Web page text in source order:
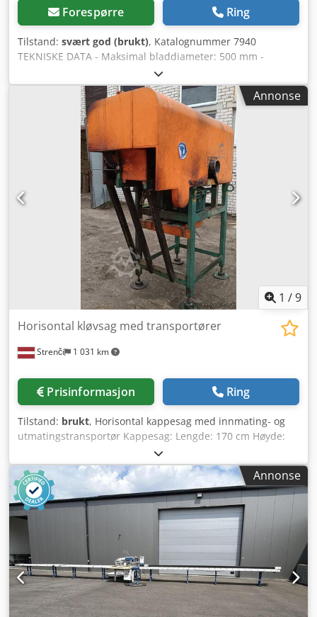
Forespørre Ring
Tilstand: svært god (brukt), Katalognummer 7940
TEKNISKE DATA - Maksimal bladdiameter: 500 mm -
Spindeldiameter: 30 mm - Deksel for sagblad - Hydraulisk
fremføring av sagbladet - Skjærehøyde: 140 mm -
Hovedmotor: 4,4 kW - Bordmål (lengde/bredde): 570x870
mm - Bordhøyde fra gulv: 750 mm - Rullebord: 2 stk -
Innmatingsrullebord: 1170 mm – utmatingsrullebord: 1210
mm - Bredde på glidevalser: 600 mm - Totale
maskindimensjoner (uten rullebord)
(lengde/bredde/høyde): 1040x820x900 mm Dsdpfjzkg Aqox
Apijck - Vekt: ca. 570 kg FORDELER – Tysk produksjon – 2
rullebord – Pneumatisk bladhøydejustering – Brukt sag, i
perfekt stand Nettopris: 13 900 PLN Nettopris: 3 300 EUR
basert på kurs 4,2 EUR (Prisene kan endres ved større
valutavariasjoner)
Annonse
1 /9
Strenči 1 031 km
Horisontal kløvsag med transportører
Prisinformasjon Ring
Tilstand: brukt, Horisontal kappesag med innmating- og
utmatingstransportør Kappesag: Lengde: 170 cm Høyde:
215 cm Bredde: 90 cm Motoreffekt: 22,5 kW Dcjdpfxsxyhu
Ho Apiek
Annonse